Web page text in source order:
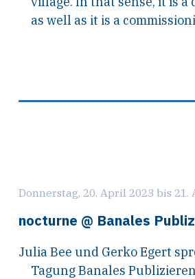
as well as it is a
Donnerstag, 20. April 2023 bis 21.
nocturne @ Banales
Julia Bee und Gerko Egert
Tagung Banales